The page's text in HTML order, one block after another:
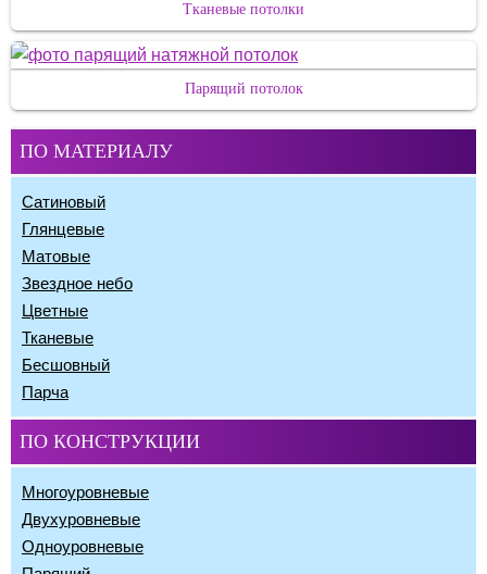
Тканевые потолки
Парящий потолок
ПО МАТЕРИАЛУ
Сатиновый
Глянцевые
Матовые
Звездное небо
Цветные
Тканевые
Бесшовный
Парча
ПО КОНСТРУКЦИИ
Многоуровневые
Двухуровневые
Одноуровневые